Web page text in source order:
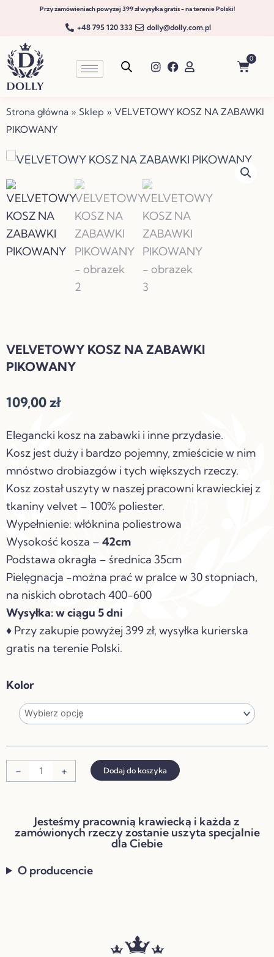
treści
Przy zamówieniach powyżej 399 zł wysyłka gratis - na terenie Polski!
+48 795 120 333 dolly@dolly.com.pl
0
Strona główna » Sklep » VELVETOWY KOSZ NA ZABAWKI
PIKOWANY
VELVETOWY KOSZ NA ZABAWKI
PIKOWANY
109,00zł
Elegancki kosz na zabawki i inne przydasie.
Kosz jest duży i bardzo pojemny, zmieścicie w nim
mnóstwo drobiazgów i tych większych rzeczy.
Kosz został uszyty w naszej pracowni krawieckiej z
tkaniny velvet – 100% poliester.
Wypełnienie: włóknina poliestrowa
Wysokość kosza – 42cm
Podstawa okragła – średnica 35cm
Pielęgnacja -można prać w pralce w 30 stopniach,
na niskich obrotach 400-600
Wysyłka: w ciągu 5 dni
♦ Przy zakupie powyżej 399 zł, wysyłka kurierska
gratis na terenie Polski.
Kolor
-
ilość
KOSZ
ZABAWKI
PIKOWANY+ Dodaj do koszyka
Jesteśmy pracownią krawiecką i każda z
zamówionych rzeczy zostanie uszyta specjalnie
dla Ciebie
O producencie